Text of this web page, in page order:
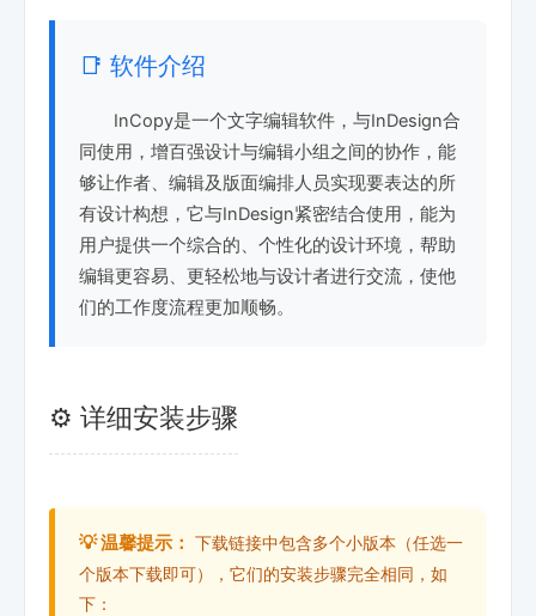
📑 软件介绍
InCopy是一个文字编辑软件，与InDesign合
同使用，增百强设计与编辑小组之间的协作，能
够让作者、编辑及版面编排人员实现要表达的所
有设计构想，它与InDesign紧密结合使用，能为
用户提供一个综合的、个性化的设计环境，帮助
编辑更容易、更轻松地与设计者进行交流，使他
们的工作度流程更加顺畅。
⚙️ 详细安装步骤
💡 温馨提示： 下载链接中包含多个小版本（任选一
个版本下载即可），它们的安装步骤完全相同，如
下：